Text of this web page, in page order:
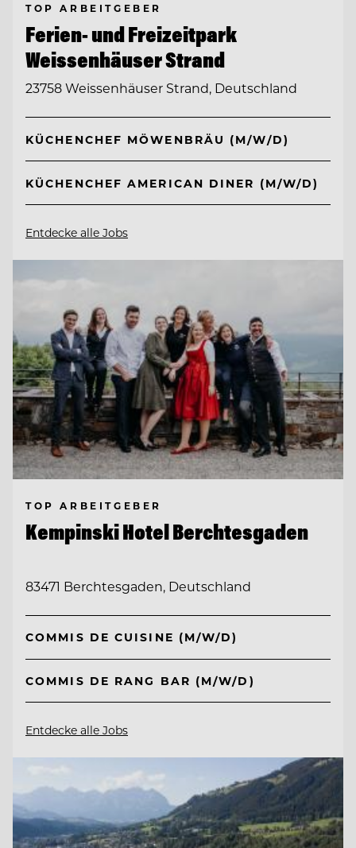
TOP ARBEITGEBER
Ferien- und Freizeitpark
Weissenhäuser Strand
23758 Weissenhäuser Strand, Deutschland
KÜCHENCHEF MÖWENBRÄU (M/W/D)
KÜCHENCHEF AMERICAN DINER (M/W/D)
Entdecke alle Jobs
TOP ARBEITGEBER
Kempinski Hotel Berchtesgaden
83471 Berchtesgaden, Deutschland
COMMIS DE CUISINE (M/W/D)
COMMIS DE RANG BAR (M/W/D)
Entdecke alle Jobs